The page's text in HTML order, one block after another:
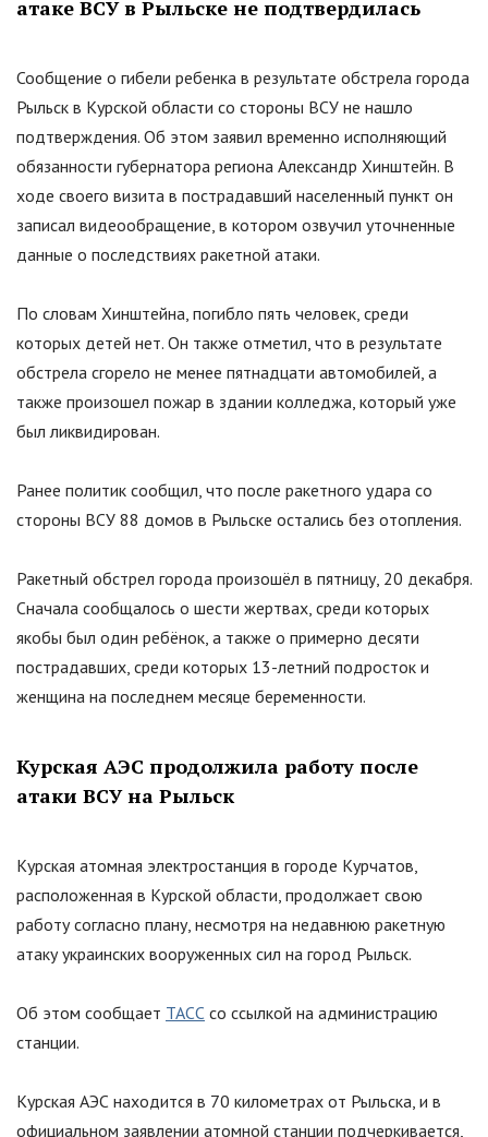
атаке ВСУ в Рыльске не подтвердилась
Сообщение о гибели ребенка в результате обстрела города
Рыльск в Курской области со стороны ВСУ не нашло
подтверждения. Об этом заявил временно исполняющий
обязанности губернатора региона Александр Хинштейн. В
ходе своего визита в пострадавший населенный пункт он
записал видеообращение, в котором озвучил уточненные
данные о последствиях ракетной атаки.
По словам Хинштейна, погибло пять человек, среди
которых детей нет. Он также отметил, что в результате
обстрела сгорело не менее пятнадцати автомобилей, а
также произошел пожар в здании колледжа, который уже
был ликвидирован.
Ранее политик сообщил, что после ракетного удара со
стороны ВСУ 88 домов в Рыльске остались без отопления.
Ракетный обстрел города произошёл в пятницу, 20 декабря.
Сначала сообщалось о шести жертвах, среди которых
якобы был один ребёнок, а также о примерно десяти
пострадавших, среди которых 13-летний подросток и
женщина на последнем месяце беременности.
Курская АЭС продолжила работу после
атаки ВСУ на Рыльск
Курская атомная электростанция в городе Курчатов,
расположенная в Курской области, продолжает свою
работу согласно плану, несмотря на недавнюю ракетную
атаку украинских вооруженных сил на город Рыльск.
Об этом сообщает ТАСС со ссылкой на администрацию
станции.
Курская АЭС находится в 70 километрах от Рыльска, и в
официальном заявлении атомной станции подчеркивается,